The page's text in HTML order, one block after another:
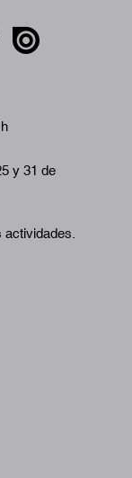
y 31 de